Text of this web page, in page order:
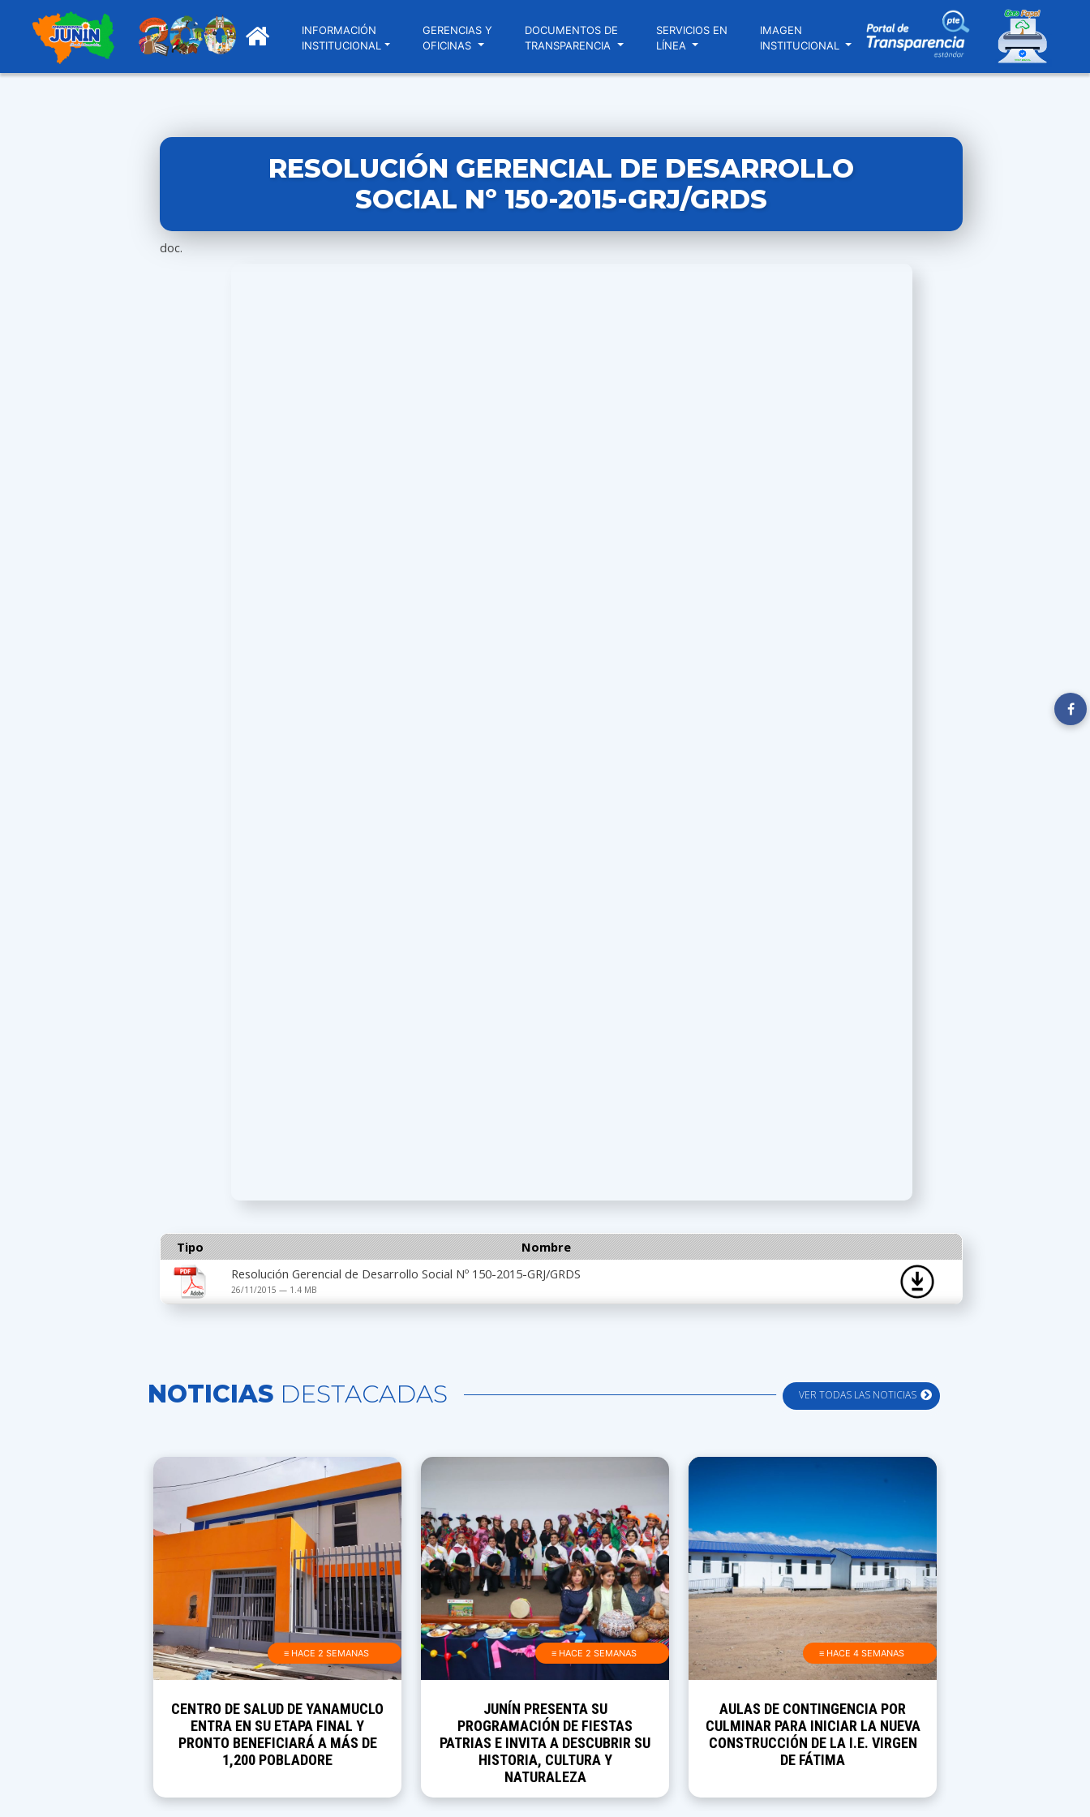
INFORMACIÓN
INSTITUCIONAL
GERENCIAS Y
OFICINAS
DOCUMENTOS DE
TRANSPARENCIA
SERVICIOS EN
LÍNEA
IMAGEN
INSTITUCIONAL
RESOLUCIÓN GERENCIAL DE DESARROLLO
SOCIAL Nº 150-2015-GRJ/GRDS
doc.
Tipo
Nombre
Resolución Gerencial de Desarrollo Social Nº 150-2015-GRJ/GRDS
26/11/2015 — 1.4 MB
VER TODAS LAS NOTICIAS
NOTICIAS DESTACADAS
≡ HACE 2 SEMANAS
CENTRO DE SALUD DE YANAMUCLO
ENTRA EN SU ETAPA FINAL Y
PRONTO BENEFICIARÁ A MÁS DE
1,200 POBLADORE
≡ HACE 2 SEMANAS
JUNÍN PRESENTA SU
PROGRAMACIÓN DE FIESTAS
PATRIAS E INVITA A DESCUBRIR SU
HISTORIA, CULTURA Y
NATURALEZA
≡ HACE 4 SEMANAS
AULAS DE CONTINGENCIA POR
CULMINAR PARA INICIAR LA NUEVA
CONSTRUCCIÓN DE LA I.E. VIRGEN
DE FÁTIMA